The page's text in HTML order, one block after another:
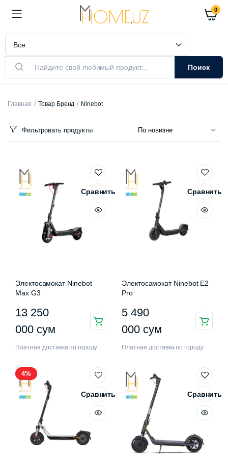
0
Поиск
Главная Товар Бренд Ninebot
Фильтровать продукты
Сравнить
Электосамокат Ninebot
Max G3
13 250
000 сум
Платная доставка по городу
Сравнить
Электосамокат Ninebot E2
Pro
5 490
000 сум
Платная доставка по городу
4%
Сравнить Сравнить